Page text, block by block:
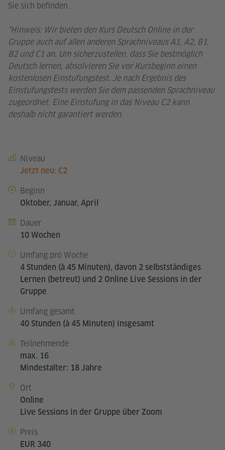
Sie sich befinden.
*Hinweis: Wir bieten den Kurs Deutsch Online in der
Gruppe auch auf allen anderen Sprachniveaus A1, A2, B1,
B2 und C1 an. Um sicherzustellen, dass Sie bestmöglich
Deutsch lernen, absolvieren Sie vor Kursbeginn einen
kostenlosen Einstufungstest. Je nach Ergebnis des
Einstufungstests werden Sie dem passenden Sprachniveau
zugeordnet. Eine Einstufung in das Niveau C2 kann
deshalb nicht garantiert werden.
Kursdetails
Niveau
Jetzt neu: C2
Beginn
Oktober, Januar, April
Dauer
10 Wochen
Umfang pro Woche
4 Stunden (à 45 Minuten), davon 2 selbstständiges
Lernen (betreut) und 2 Online Live Sessions in der
Gruppe
Umfang gesamt
40 Stunden (à 45 Minuten) insgesamt
Teilnehmende
max. 16
Mindestalter: 18 Jahre
Ort
Online
Live Sessions in der Gruppe über Zoom
Preis
EUR 340